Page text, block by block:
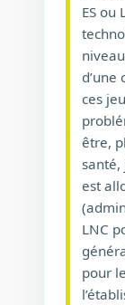
ES ou
d’une
ces
être,
santé,
est
LNC
pour